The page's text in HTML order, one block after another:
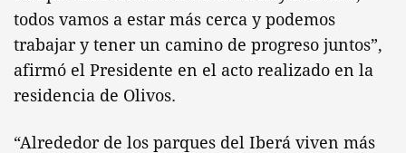
todos vamos a estar más cerca y podemos
trabajar y tener un camino de progreso juntos”,
afirmó el Presidente en el acto realizado en la
residencia de Olivos.
“Alrededor de los parques del Iberá viven más